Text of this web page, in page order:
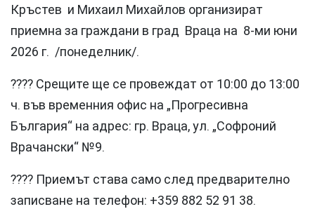
Кръстев и Михаил Михайлов организират
приемна за граждани в град Враца на 8-ми юни
2026 г. /понеделник/.
???? Срещите ще се провеждат от 10:00 до 13:00
ч. във временния офис на „Прогресивна
България“ на адрес: гр. Враца, ул. „Софроний
Врачански“ №9.
???? Приемът става само след предварително
записване на телефон: +359 882 52 91 38.